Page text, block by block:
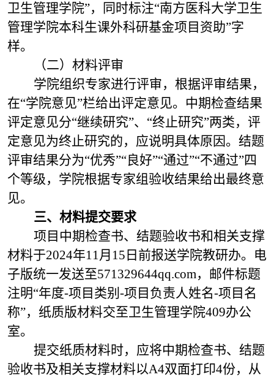
卫生管理学院”，同时标注“南方医科大学卫生
管理学院本科生课外科研基金项目资助”字
样。
（二）材料评审
学院组织专家进行评审，根据评审结果，
在“学院意见”栏给出评定意见。中期检查结果
评定意见分“继续研究”、“终止研究”两类，评
定意见为终止研究的，应说明具体原因。结题
评审结果分为“优秀”“良好”“通过”“不通过”四
个等级，学院根据专家组验收结果给出最终意
见。
三、材料提交要求
项目中期检查书、结题验收书和相关支撑
材料于2024年11月15日前报送学院教研办。电
子版统一发送至571329644qq.com，邮件标题
注明“年度-项目类别-项目负责人姓名-项目名
称”，纸质版材料交至卫生管理学院409办公
室。
提交纸质材料时，应将中期检查书、结题
验收书及相关支撑材料以A4双面打印4份，从